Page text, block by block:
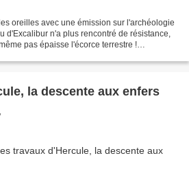
oreilles avec une émission sur l'archéologie
d'Excalibur n'a plus rencontré de résistance,
pas épaisse l'écorce terrestre !
la descente aux enfers